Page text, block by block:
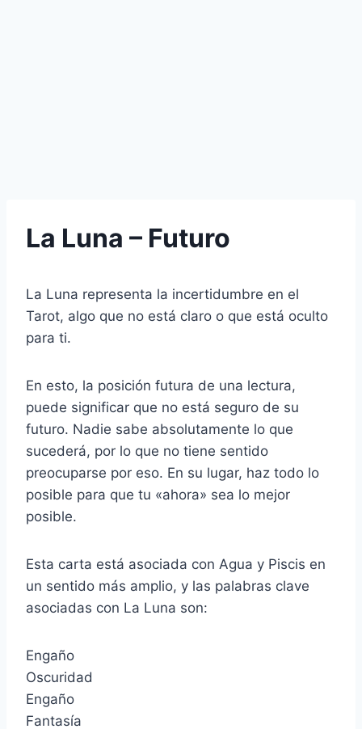
La Luna – Futuro
La Luna representa la incertidumbre en el
Tarot, algo que no está claro o que está oculto
para ti.
En esto, la posición futura de una lectura,
puede significar que no está seguro de su
futuro. Nadie sabe absolutamente lo que
sucederá, por lo que no tiene sentido
preocuparse por eso. En su lugar, haz todo lo
posible para que tu «ahora» sea lo mejor
posible.
Esta carta está asociada con Agua y Piscis en
un sentido más amplio, y las palabras clave
asociadas con La Luna son:
Engaño
Oscuridad
Engaño
Fantasía